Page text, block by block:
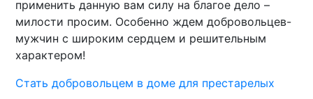
применить данную вам силу на благое дело –
милости просим. Особенно ждем добровольцев-
мужчин с широким сердцем и решительным
характером!
Стать добровольцем в доме для престарелых